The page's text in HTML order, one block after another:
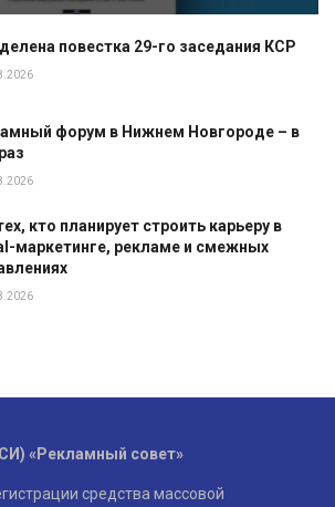
повестка 29-го заседания КСР
форум в Нижнем Новгороде – в
кто планирует строить карьеру в
маркетинге, рекламе и смежных
«Рекламный совет»
средства массовой